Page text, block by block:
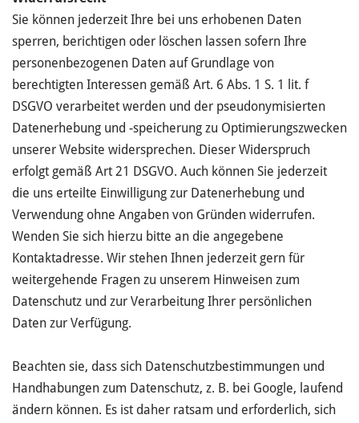
Sie können jederzeit Ihre bei uns erhobenen Daten
sperren, berichtigen oder löschen lassen sofern Ihre
personenbezogenen Daten auf Grundlage von
berechtigten Interessen gemäß Art. 6 Abs. 1 S. 1 lit. f
DSGVO verarbeitet werden und der pseudonymisierten
Datenerhebung und -speicherung zu Optimierungszwecken
unserer Website widersprechen. Dieser Widerspruch
erfolgt gemäß Art 21 DSGVO. Auch können Sie jederzeit
die uns erteilte Einwilligung zur Datenerhebung und
Verwendung ohne Angaben von Gründen widerrufen.
Wenden Sie sich hierzu bitte an die angegebene
Kontaktadresse. Wir stehen Ihnen jederzeit gern für
weitergehende Fragen zu unserem Hinweisen zum
Datenschutz und zur Verarbeitung Ihrer persönlichen
Daten zur Verfügung.
Beachten sie, dass sich Datenschutzbestimmungen und
Handhabungen zum Datenschutz, z. B. bei Google, laufend
ändern können. Es ist daher ratsam und erforderlich, sich